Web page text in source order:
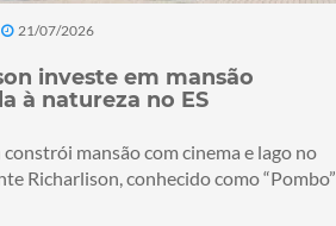
21/07/2026
investe em mansão
à natureza no ES
mansão com cinema e lago no
Richarlison, conhecido como “Pombo”